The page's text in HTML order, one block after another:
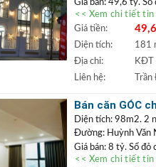
Giá bán: 49,6 tỷ.
Căn biệt thự góc
uất, có thể khai
gần trung tâm
tốt.
+++ Liên hệ xem
Lâm.
+ Bất động
ngân hàng lãi
<< Xem chi tiết tin
Giá tiền:
Diện tích:
181
Địa chỉ:
KĐT
Liên hệ:
Bán căn GÓC
cư được ngay
Diện tích: 98m2. 2
Đường: Huỳnh Văn
Giá bán: 8 tỷ. Sổ
Căn chung cư
<< Xem chi tiết tin